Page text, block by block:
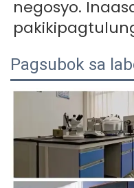
negosyo.
Pagsubok sa